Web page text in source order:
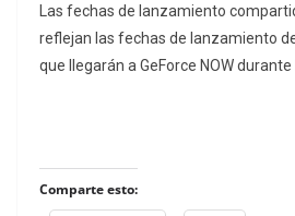
Las fechas de lanzamiento
reflejan las fechas de lanzamiento
que llegarán a GeForce NOW
Comparte esto: